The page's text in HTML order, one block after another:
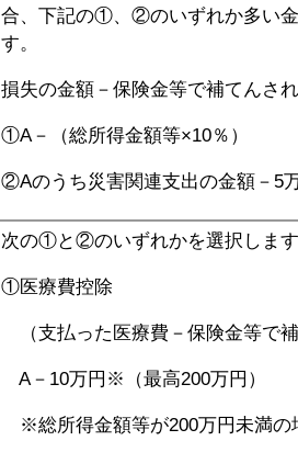
合、下記の①、②のいずれか多い
す。
損失の金額－保険金等で補てんさ
①A－（総所得金額等×10％）
②Aのうち災害関連支出の金額－5
次の①と②のいずれかを選択しま
①医療費控除
（支払った医療費－保険金等で
A－10万円※（最高200万円）
※総所得金額等が200万円未満の